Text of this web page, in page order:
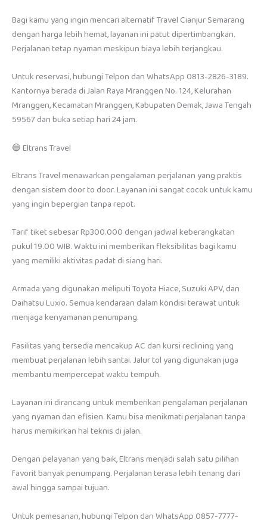
Bagi kamu yang ingin mencari alternatif Travel Cianjur Semarang
dengan harga lebih hemat, layanan ini patut dipertimbangkan.
Perjalanan tetap nyaman meskipun biaya lebih terjangkau.
Untuk reservasi, hubungi Telpon dan WhatsApp 0813-2826-3189.
Kantornya berada di Jalan Raya Mranggen No. 124, Kelurahan
Mranggen, Kecamatan Mranggen, Kabupaten Demak, Jawa Tengah
59567 dan buka setiap hari 24 jam.
🔵 Eltrans Travel
Eltrans Travel menawarkan pengalaman perjalanan yang praktis
dengan sistem door to door. Layanan ini sangat cocok untuk kamu
yang ingin bepergian tanpa repot.
Tarif tiket sebesar Rp300.000 dengan jadwal keberangkatan
pukul 19.00 WIB. Waktu ini memberikan fleksibilitas bagi kamu
yang memiliki aktivitas padat di siang hari.
Armada yang digunakan meliputi Toyota Hiace, Suzuki APV, dan
Daihatsu Luxio. Semua kendaraan dalam kondisi terawat untuk
menjaga kenyamanan penumpang.
Fasilitas yang tersedia mencakup AC dan kursi reclining yang
membuat perjalanan lebih santai. Jalur tol yang digunakan juga
membantu mempercepat waktu tempuh.
Layanan ini dirancang untuk memberikan pengalaman perjalanan
yang nyaman dan efisien. Kamu bisa menikmati perjalanan tanpa
harus memikirkan hal teknis di jalan.
Dengan pelayanan yang baik, Eltrans menjadi salah satu pilihan
favorit banyak penumpang. Perjalanan terasa lebih tenang dari
awal hingga sampai tujuan.
Untuk pemesanan, hubungi Telpon dan WhatsApp 0857-7777-